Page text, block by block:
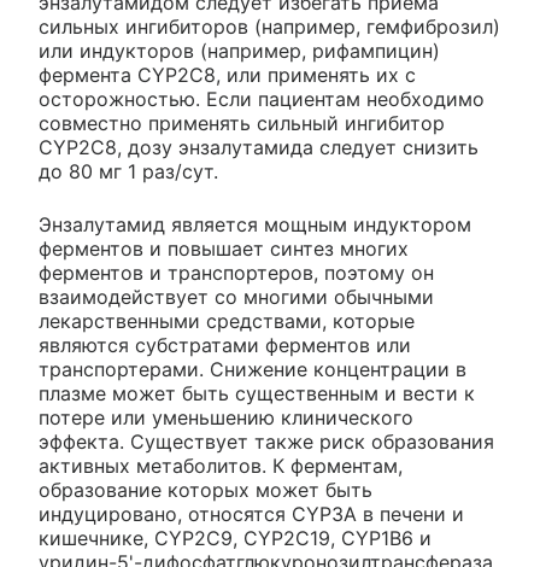
сильных ингибиторов (например, гемфиброзил)
или индукторов (например, рифампицин)
фермента CYP2C8, или применять их с
осторожностью. Если пациентам необходимо
совместно применять сильный ингибитор
CYP2C8, дозу энзалутамида следует снизить
до 80 мг 1 раз/сут.
Энзалутамид является мощным индуктором
ферментов и повышает синтез многих
ферментов и транспортеров, поэтому он
взаимодействует со многими обычными
лекарственными средствами, которые
являются субстратами ферментов или
транспортерами. Снижение концентрации в
плазме может быть существенным и вести к
потере или уменьшению клинического
эффекта. Существует также риск образования
активных метаболитов. К ферментам,
образование которых может быть
индуцировано, относятся CYP3A в печени и
кишечнике, CYP2C9, CYP2C19, CYP1B6 и
уридин-5'-дифосфатглюкуронозилтрансфераза.